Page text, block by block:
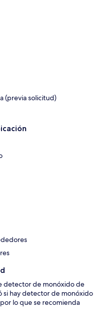
(previa solicitud)
detector de monóxido de
si hay detector de monóxido
lo que se recomienda